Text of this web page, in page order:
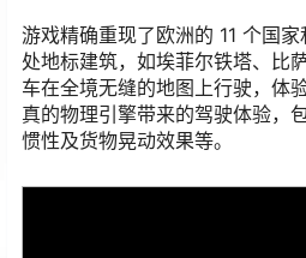
游戏精确重现了欧洲的 11 个国
处地标建筑，如埃菲尔铁塔、比
车在全境无缝的地图上行驶，体
真的物理引擎带来的驾驶体验，
惯性及货物晃动效果等。